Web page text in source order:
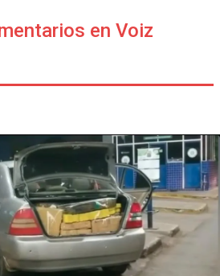
en Voiz